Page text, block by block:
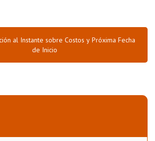
al Instante sobre Costos y Próxima Fecha
de Inicio